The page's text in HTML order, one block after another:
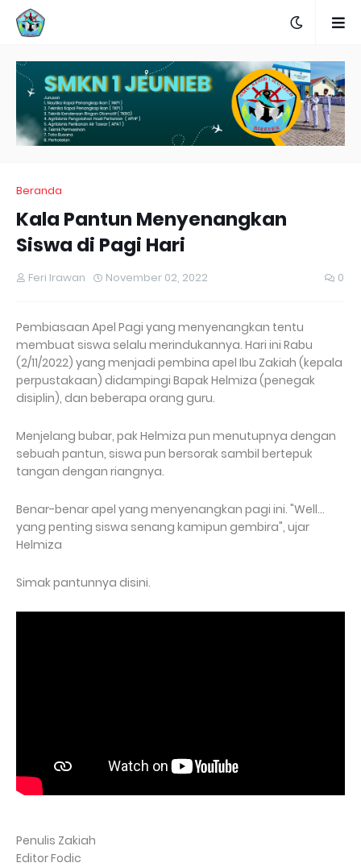
Beranda
Kala Pantun Menyenangkan
Siswa di Pagi Hari
Feri Irawan November 02, 2022 0
Pembiasaan Apel Pagi yang menyenangkan tentu
membuat siswa selalu merindukannya. Hari ini Rabu
(2/11/2022) yang menjadi pembina apel Ibu Zakiah (kepala
perpustakaan) didampingi Bapak Helmiza (penegak
disiplin), dan beberapa orang guru.
Menjelang bubar, pak Helmiza pun menutupnya dengan
sebuah pantun, siswa pun bersorak sambil bertepuk
tangan dengan riangnya.
Benar-benar apel yang menyenangkan pagi ini. "Well...
yang penting siswa senang kamipun gembira", ujar
Helmiza
Simak pantunnya disini.
Penulis Zakiah
Editor Fodic